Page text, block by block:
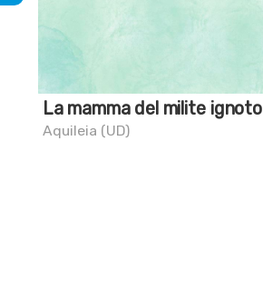
La mamma del milite ignoto
Aquileia (UD)